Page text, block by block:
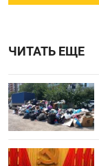
ЧИТАТЬ ЕЩЕ